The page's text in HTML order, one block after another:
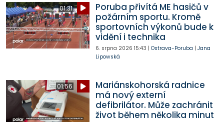
01:31
Poruba přivítá ME hasičů v
požárním sportu. Kromě
sportovních výkonů bude k
vidění i technika
6. srpna 2026 15:43 | Ostrava-Poruba | Jana
Lipowská
01:56
Mariánskohorská radnice
má nový externí
defibrilátor. Může zachránit
život během několika minut